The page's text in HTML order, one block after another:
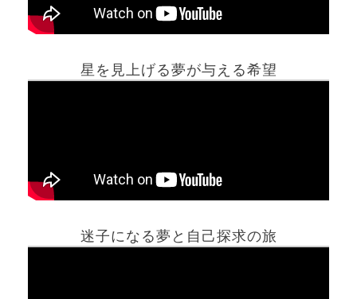
星を見上げる夢が与える希望
迷子になる夢と自己探求の旅
ホーム